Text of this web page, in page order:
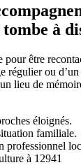
à
pour être
régulier ou
lieu de
éloignés.
familiale.
professionnel
à 12941